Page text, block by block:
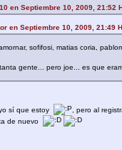
en Septiembre 10, 2009, 21:52
en Septiembre 10, 2009, 21:49
sofifosi, matias coria,
gente... pero joe... es que
sí que estoy
, pero al
de nuevo